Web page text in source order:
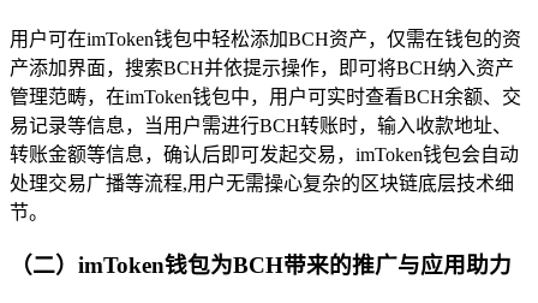
用户可在imToken钱包中轻松添加BCH资产，仅需在钱包的资
产添加界面，搜索BCH并依提示操作，即可将BCH纳入资产
管理范畴，在imToken钱包中，用户可实时查看BCH余额、交
易记录等信息，当用户需进行BCH转账时，输入收款地址、
转账金额等信息，确认后即可发起交易，imToken钱包会自动
处理交易广播等流程,用户无需操心复杂的区块链底层技术细
节。
（二）imToken钱包为BCH带来的推广与应用助力